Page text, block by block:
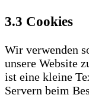
3.3 Cookies
Wir verwenden
unsere Website
ist eine kleine
Servern beim